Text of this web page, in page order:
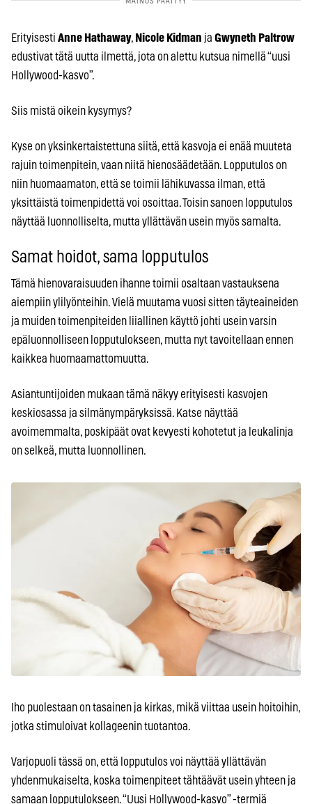
Erityisesti Anne Hathaway, Nicole Kidman ja Gwyneth Paltrow
edustivat tätä uutta ilmettä, jota on alettu kutsua nimellä “uusi
Hollywood-kasvo”.
Siis mistä oikein kysymys?
Kyse on yksinkertaistettuna siitä, että kasvoja ei enää muuteta
rajuin toimenpitein, vaan niitä hienosäädetään. Lopputulos on
niin huomaamaton, että se toimii lähikuvassa ilman, että
yksittäistä toimenpidettä voi osoittaa. Toisin sanoen lopputulos
näyttää luonnolliselta, mutta yllättävän usein myös samalta.
Samat hoidot, sama lopputulos
Tämä hienovaraisuuden ihanne toimii osaltaan vastauksena
aiempiin ylilyönteihin. Vielä muutama vuosi sitten täyteaineiden
ja muiden toimenpiteiden liiallinen käyttö johti usein varsin
epäluonnolliseen lopputulokseen, mutta nyt tavoitellaan ennen
kaikkea huomaamattomuutta.
Asiantuntijoiden mukaan tämä näkyy erityisesti kasvojen
keskiosassa ja silmänympäryksissä. Katse näyttää
avoimemmalta, poskipäät ovat kevyesti kohotetut ja leukalinja
on selkeä, mutta luonnollinen.
Iho puolestaan on tasainen ja kirkas, mikä viittaa usein hoitoihin,
jotka stimuloivat kollageenin tuotantoa.
Varjopuoli tässä on, että lopputulos voi näyttää yllättävän
yhdenmukaiselta, koska toimenpiteet tähtäävät usein yhteen ja
samaan lopputulokseen. “Uusi Hollywood-kasvo” -termiä